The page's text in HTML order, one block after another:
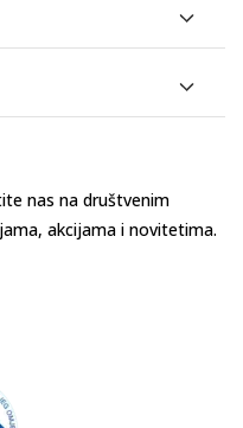
nas na društvenim
akcijama i novitetima.